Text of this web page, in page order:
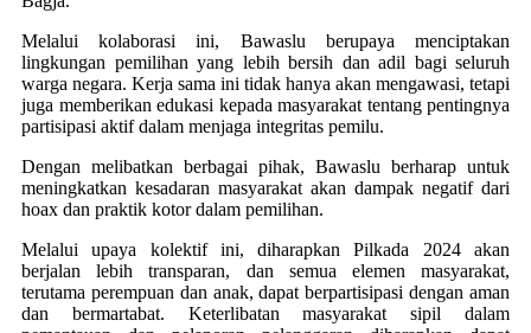
Melalui kolaborasi ini, Bawaslu berupaya menciptakan
lingkungan pemilihan yang lebih bersih dan adil bagi seluruh
warga negara. Kerja sama ini tidak hanya akan mengawasi, tetapi
juga memberikan edukasi kepada masyarakat tentang pentingnya
partisipasi aktif dalam menjaga integritas pemilu.
Dengan melibatkan berbagai pihak, Bawaslu berharap untuk
meningkatkan kesadaran masyarakat akan dampak negatif dari
hoax dan praktik kotor dalam pemilihan.
Melalui upaya kolektif ini, diharapkan Pilkada 2024 akan
berjalan lebih transparan, dan semua elemen masyarakat,
terutama perempuan dan anak, dapat berpartisipasi dengan aman
dan bermartabat. Keterlibatan masyarakat sipil dalam